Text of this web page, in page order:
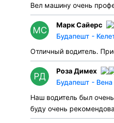
Вел машину очень
МС
Марк Сайерс
Будапешт -
Отличный водитель.
РД
Роза Димех
Будапешт -
Наш водитель был
буду очень